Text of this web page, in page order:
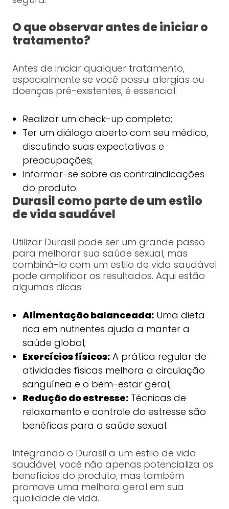
O que observar antes de iniciar o
tratamento?
Antes de iniciar qualquer tratamento,
especialmente se você possui alergias ou
doenças pré-existentes, é essencial:
Realizar um check-up completo;
Ter um diálogo aberto com seu médico,
discutindo suas expectativas e
preocupações;
Informar-se sobre as contraindicações
do produto.
Durasil como parte de um estilo
de vida saudável
Utilizar Durasil pode ser um grande passo
para melhorar sua saúde sexual, mas
combiná-lo com um estilo de vida saudável
pode amplificar os resultados. Aqui estão
algumas dicas:
Alimentação balanceada:Uma dieta
rica em nutrientes ajuda a manter a
saúde global;
Exercícios físicos:A prática regular de
atividades físicas melhora a circulação
sanguínea e o bem-estar geral;
Redução do estresse:Técnicas de
relaxamento e controle do estresse são
benéficas para a saúde sexual.
Integrando o Durasil a um estilo de vida
saudável, você não apenas potencializa os
benefícios do produto, mas também
promove uma melhora geral em sua
qualidade de vida.